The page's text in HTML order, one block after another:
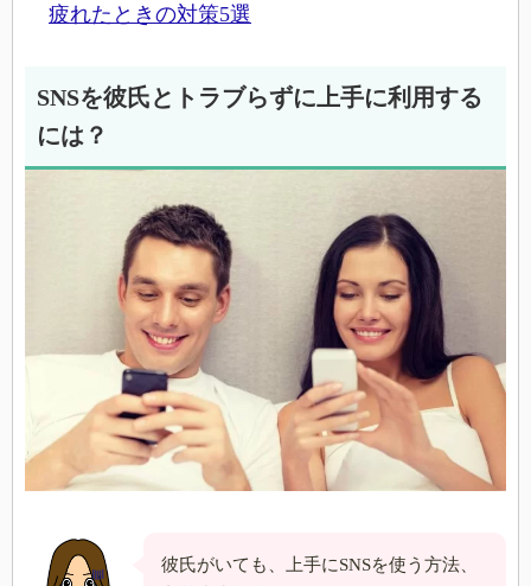
疲れたときの対策5選
SNSを彼氏とトラブらずに上手に利用する
には？
彼氏がいても、上手にSNSを使う方法、